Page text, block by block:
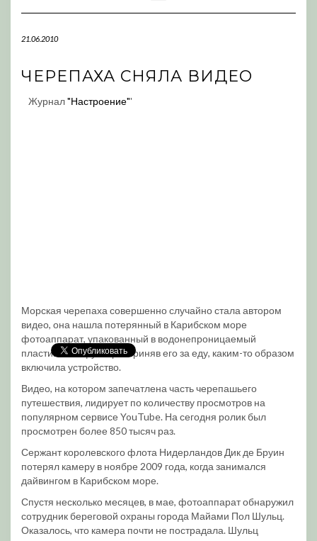
Navigation
21.06.2010
ЧЕРЕПАХА СНЯЛА ВИДЕО
Журнал"Настроение"'
Морская черепаха совершенно случайно стала автором
видео, она нашла потерянный в Карибском море
фотоаппарат, упакованный в водонепроницаемый
пластиковый футляр и приняв его за еду, каким-то образом
включила устройство.
Видео, на котором запечатлена часть черепашьего
путешествия, лидирует по количеству просмотров на
популярном сервисе YouTube. На сегодня ролик был
просмотрен более 850 тысяч раз.
Сержант королевского флота Нидерландов Дик де Бруин
потерял камеру в ноябре 2009 года, когда занимался
дайвингом в Карибском море.
Спустя несколько месяцев, в мае, фотоаппарат обнаружил
сотрудник береговой охраны города Майами Пол Шульц.
Оказалось, что камера почти не пострадала. Шульц